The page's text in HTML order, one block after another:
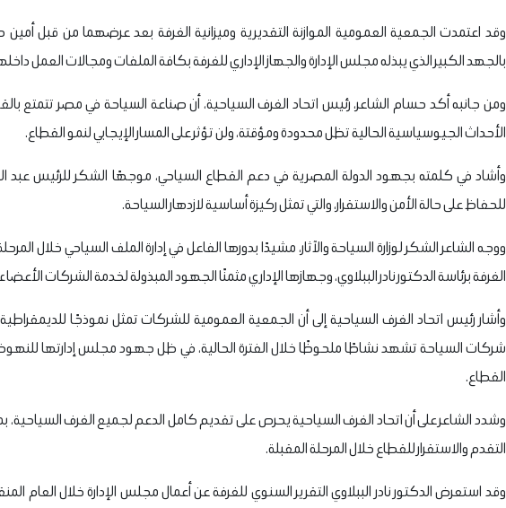
وقد اعتمدت الجمعية العمومية الموازنة التقديرية وميزانية الغرفة بعد عرضهما من قبل
بالجهد الكبير الذي يبذله مجلس الإدارة والجهاز الإداري للغرفة بكافة الملفات ومجالات العمل
ومن جانبه أكد حسام الشاعر، رئيس اتحاد الغرف السياحية، أن صناعة السياحة في مصر تتمتع بالقوة
الأحداث الجيوسياسية الحالية تظل محدودة ومؤقتة، ولن تؤثر على المسار الإيجابي لنمو القطاع.
وأشاد في كلمته بجهود الدولة المصرية في دعم القطاع السياحي، موجهًا الشكر للرئيس عبد
للحفاظ على حالة الأمن والاستقرار، والتي تمثل ركيزة أساسية لازدهار السياحة.
ووجه الشاعر الشكر لوزارة السياحة والآثار، مشيدًا بدورها الفاعل في إدارة الملف السياحي خلال
الغرفة برئاسة الدكتور نادر الببلاوي، وجهازها الإداري مثمنًا الجهود المبذولة لخدمة الشركات
وأشار رئيس اتحاد الغرف السياحية إلى أن الجمعية العمومية للشركات تمثل نموذجًا
شركات السياحة تشهد نشاطًا ملحوظًا خلال الفترة الحالية، في ظل جهود مجلس إدارتها
القطاع.
وشدد الشاعر على أن اتحاد الغرف السياحية يحرص على تقديم كامل الدعم لجميع الغرف
التقدم والاستقرار للقطاع خلال المرحلة المقبلة.
وقد استعرض الدكتور نادر الببلاوي التقرير السنوي للغرفة عن أعمال مجلس الإدارة خلال العام